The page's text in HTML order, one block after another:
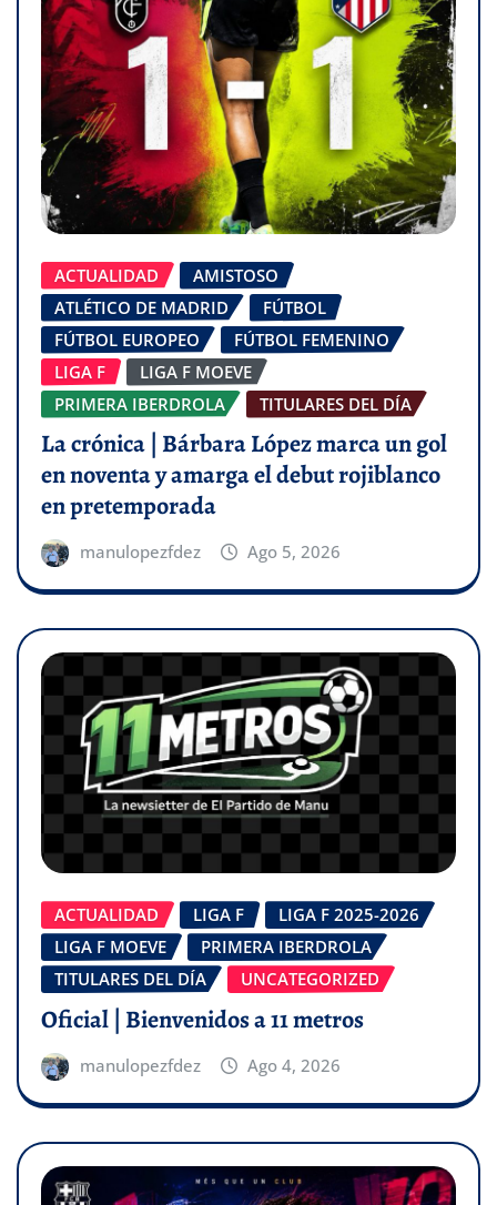
ACTUALIDAD
AMISTOSO
ATLÉTICO DE MADRID
FÚTBOL
FÚTBOL EUROPEO
FÚTBOL FEMENINO
LIGA F
LIGA F MOEVE
PRIMERA IBERDROLA
TITULARES DEL DÍA
La crónica | Bárbara López marca un gol
en noventa y amarga el debut rojiblanco
en pretemporada
manulopezfdez Ago 5, 2026
ACTUALIDAD LIGA F
LIGA F 2025-2026
LIGA F MOEVE
PRIMERA IBERDROLA
TITULARES DEL DÍA
UNCATEGORIZED
Oficial | Bienvenidos a 11 metros
manulopezfdez Ago 4, 2026